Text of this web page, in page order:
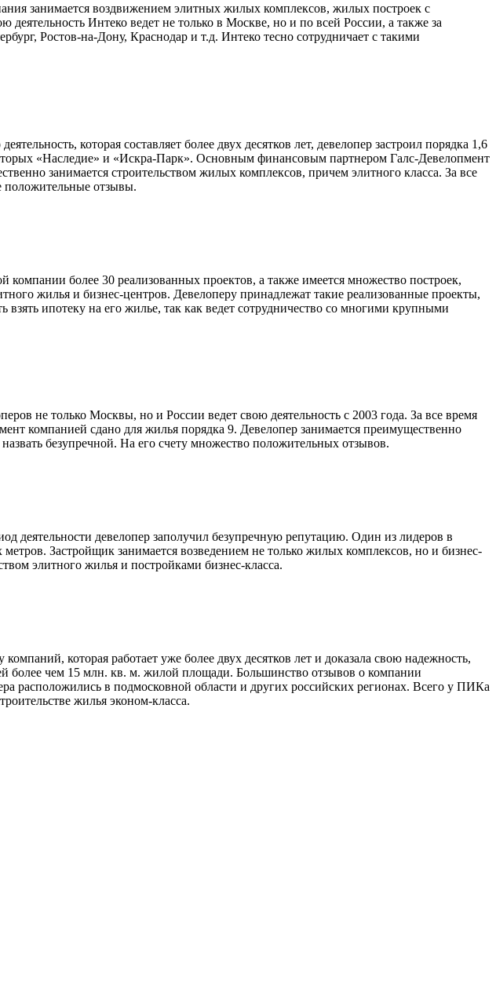
занимается воздвижением элитных жилых комплексов, жилых построек с
Интеко ведет не только в Москве, но и по всей России, а также за
Ростов-на-Дону, Краснодар и т.д. Интеко тесно сотрудничает с такими
которая составляет более двух десятков лет, девелопер застроил порядка 1,6
«Наследие» и «Искра-Парк». Основным финансовым партнером Галс-Девелопмент
занимается строительством жилых комплексов, причем элитного класса. За все
положительные отзывы.
более 30 реализованных проектов, а также имеется множество построек,
жилья и бизнес-центров. Девелоперу принадлежат такие реализованные проекты,
ипотеку на его жилье, так как ведет сотрудничество со многими крупными
не только Москвы, но и России ведет свою деятельность с 2003 года. За все время
компанией сдано для жилья порядка 9. Девелопер занимается преимущественно
безупречной. На его счету множество положительных отзывов.
деятельности девелопер заполучил безупречную репутацию. Один из лидеров в
Застройщик занимается возведением не только жилых комплексов, но и бизнес-
элитного жилья и постройками бизнес-класса.
которая работает уже более двух десятков лет и доказала свою надежность,
более чем 15 млн. кв. м. жилой площади. Большинство отзывов о компании
расположились в подмосковной области и других российских регионах. Всего у ПИКа
жилья эконом-класса.